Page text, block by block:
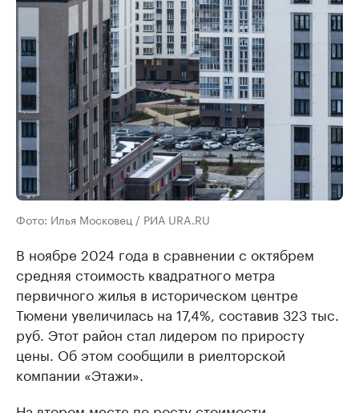
Фото: Илья Московец / РИА URA.RU
В ноябре 2024 года в сравнении с октябрем
средняя стоимость квадратного метра
первичного жилья в историческом центре
Тюмени увеличилась на 17,4%, составив 323 тыс.
руб. Этот район стал лидером по приросту
цены. Об этом сообщили в риелторской
компании «Этажи».